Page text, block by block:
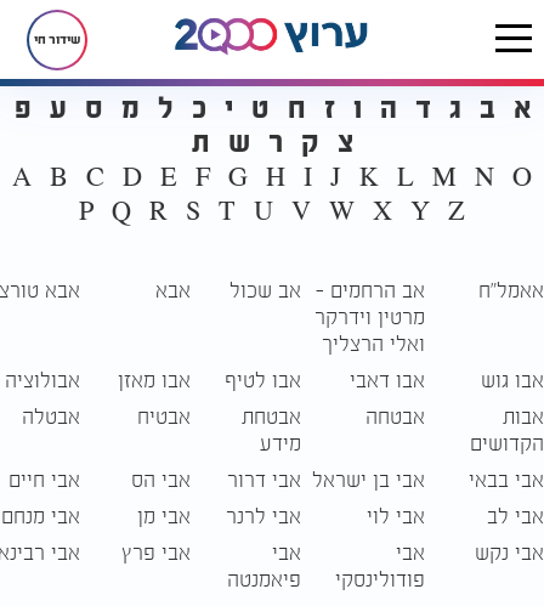
שידור חי אינדקס תגיות - ערוץ 2000
א ב ג ד ה ו ז ח ט י כ ל מ ס ע פ
צ ק ר ש
ת
A B C D E F G H I J K L M N O
P Q R S T U V W X Y Z
אאמל"ח
אב הרחמים –
מרטין וידרקר
ואלי הרצליך
אב שכול אבא אבא
אבו גוש אבו דאבי אבו לטיף אבו מאזן
אבולוציה
אבות
הקדושים
אבטחה
אבטחת
מידע
אבטיח אבטלה
אבי בבאי אבי בן ישראל אבי דרור אבי הס
אבי חיים
אבי לב
אבי לוי אבי לרנר אבי מן
אבי מנחם
אבי נקש
אבי
פודולינסקי
אבי
פיאמנטה
אבי פרץ אבי